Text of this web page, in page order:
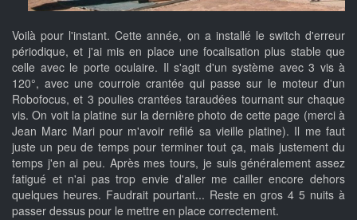
Voilà pour l'instant. Cette année, on a installé le switch d'erreur
périodique, et j'ai mis en place une focalisation plus stable que
celle avec le porte oculaire. Il s'agit d'un système avec 3 vis à
120°, avec une courroie crantée qui passe sur le moteur d'un
Robofocus, et 3 poulies crantées taraudées tournant sur chaque
vis. On voit la platine sur la dernière photo de cette page (merci à
Jean Marc Mari pour m'avoir refilé sa vieille platine). Il me faut
juste un peu de temps pour terminer tout ça, mais justement du
temps j'en ai peu. Après mes tours, je suis généralement assez
fatigué et n'ai pas trop envie d'aller me cailler encore dehors
quelques heures. Faudrait pourtant... Reste en gros 4 5 nuits à
passer dessus pour le mettre en place correctement.